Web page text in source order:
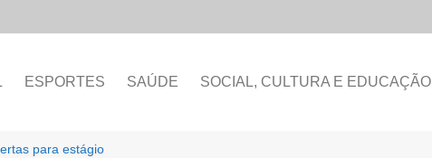
ESPORTES SAÚDE SOCIAL, CULTURA E EDUCAÇÃO
para estágio